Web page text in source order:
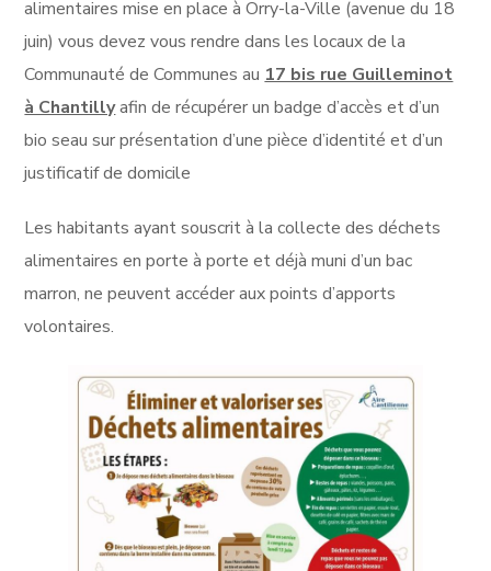
alimentaires mise en place à Orry-la-Ville (avenue du 18
juin) vous devez vous rendre dans les locaux de la
Communauté de Communes au 17 bis rue Guilleminot
à Chantillyafin de récupérer un badge d’accès et d’un
bio seau sur présentation d’une pièce d’identité et d’un
justificatif de domicile
Les habitants ayant souscrit à la collecte des déchets
alimentaires en porte à porte et déjà muni d’un bac
marron, ne peuvent accéder aux points d’apports
volontaires.